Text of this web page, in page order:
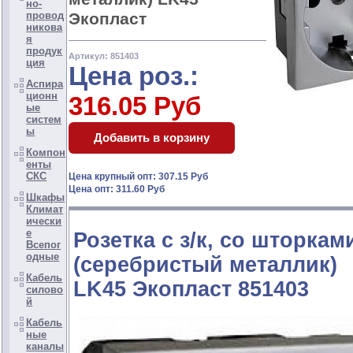
но-
провод
никова
я
продук
ция
Аспира
ционн
ые
систем
ы
Компон
енты
СКС
Шкафы
Климат
ически
е
Всепог
одные
Кабель
силово
й
Кабель
ные
каналы
Экопласт
Артикул: 851403
Цена роз.:
316.05 Руб
Цена крупный опт: 307.15 Руб
Цена опт: 311.60 Руб
Розетка с з/к, со
(серебристый металлик)
LK45 Экопласт 851403